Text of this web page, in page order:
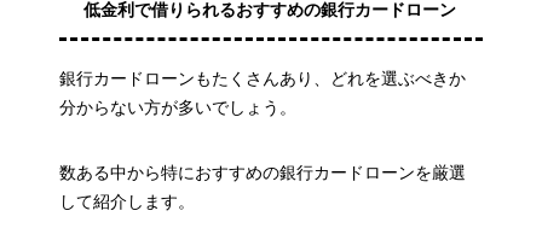
低金利で借りられるおすすめの銀行カードローン
銀行カードローンもたくさんあり、どれを選ぶべきか
分からない方が多いでしょう。
数ある中から特におすすめの銀行カードローンを厳選
して紹介します。